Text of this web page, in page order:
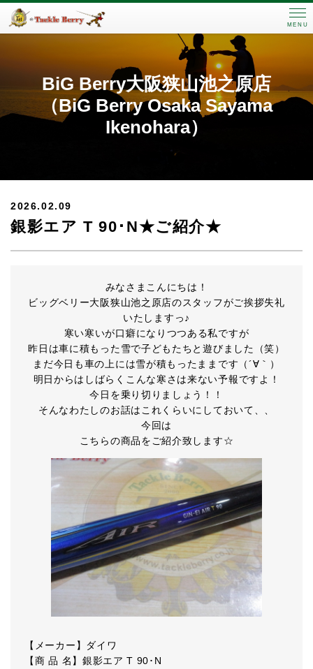
MENU
BiG Berry大阪狭山池之原店
（BiG Berry Osaka Sayama
Ikenohara）
2026.02.09
銀影エア T 90･N★ご紹介★
みなさまこんにちは！
ビッグベリー大阪狭山池之原店のスタッフがご挨拶失礼
いたしますっ♪
寒い寒いが口癖になりつつある私ですが
昨日は車に積もった雪で子どもたちと遊びました（笑）
まだ今日も車の上には雪が積もったままです（´∀｀）
明日からはしばらくこんな寒さは来ない予報ですよ！
今日を乗り切りましょう！！
そんなわたしのお話はこれくらいにしておいて、、
今回は
こちらの商品をご紹介致します☆
【メーカー】ダイワ
【商 品 名】銀影エア T 90･N